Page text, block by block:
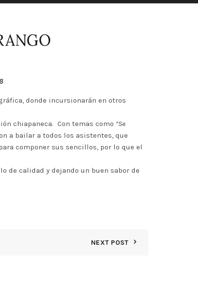
donde incursionarán en otros
chiapaneca. Con temas como “Se
a bailar a todos los asistentes, que
componer sus sencillos, por lo que el
de calidad y dejando un buen sabor de
NEXT POST